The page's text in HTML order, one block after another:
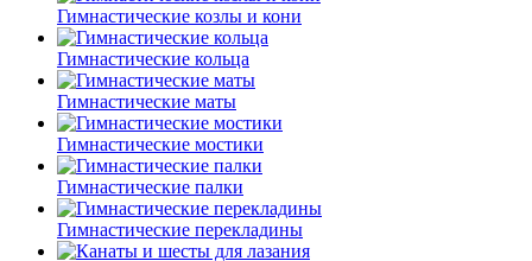
Гимнастические козлы и кони
Гимнастические кольца
Гимнастические маты
Гимнастические мостики
Гимнастические палки
Гимнастические перекладины